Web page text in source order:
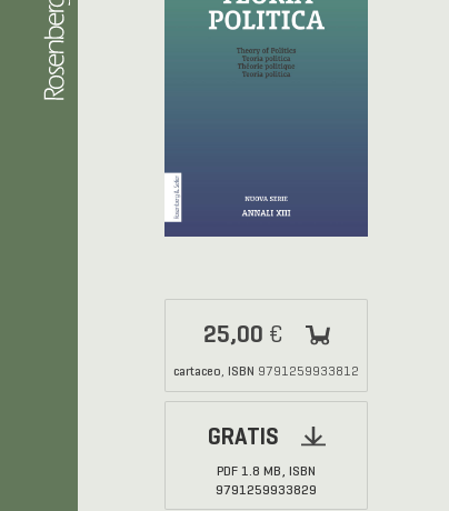
25,00 €
cartaceo, ISBN 9791259933812
GRATIS
PDF 1.8 MB,ISBN
9791259933829